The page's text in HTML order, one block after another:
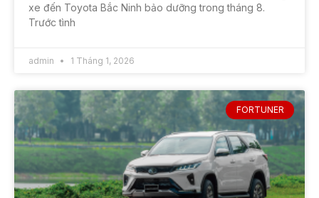
xe đến Toyota Bắc Ninh bảo dưỡng trong tháng 8.
Trước tình
admin 1 Tháng 1, 2026
FORTUNER